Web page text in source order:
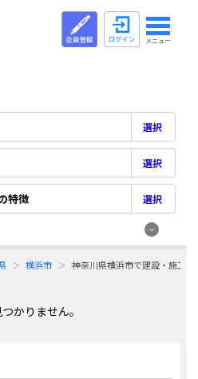
メニュー
選択
選択
特徴 選択
横浜市 神奈川県横浜市で建設・施工
かりません。